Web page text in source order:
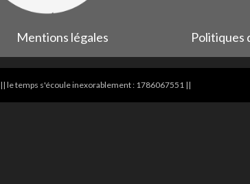
Mentions légales Politiques
|| le temps s'écoule inexorablement : 1786067551||